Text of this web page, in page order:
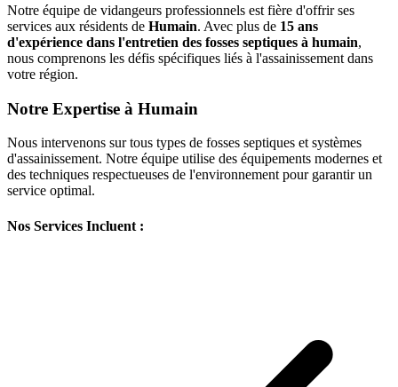
Notre équipe de vidangeurs professionnels est fière d'offrir ses
services aux résidents de Humain. Avec plus de 15 ans
d'expérience dans l'entretien des fosses septiques à humain,
nous comprenons les défis spécifiques liés à l'assainissement dans
votre région.
Notre Expertise à Humain
Nous intervenons sur tous types de fosses septiques et systèmes
d'assainissement. Notre équipe utilise des équipements modernes et
des techniques respectueuses de l'environnement pour garantir un
service optimal.
Nos Services Incluent :